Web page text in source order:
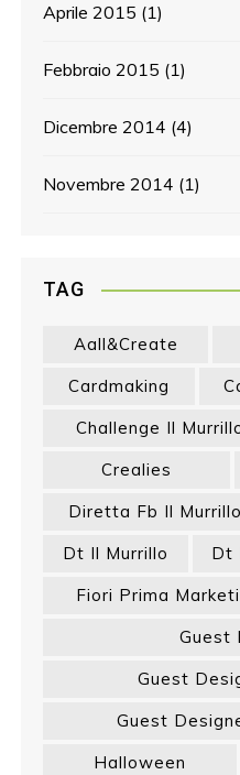
Aprile 2015 (1)
Febbraio 2015 (1)
Dicembre 2014 (4)
Novembre 2014 (1)
TAG
Aall&create
Cardmaking
Challenge Il
Crealies
Diretta Fb Il Murrillo
Dt Il Murrillo
Dt
Fiori Prima
Guest
Guest
Guest
Halloween